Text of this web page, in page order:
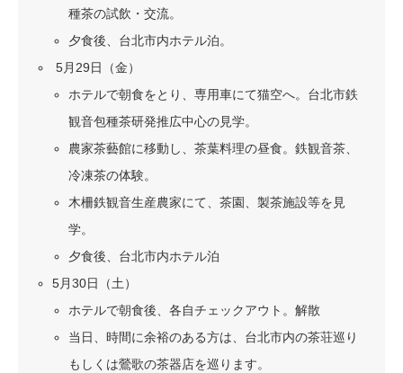
種茶の試飲・交流。
夕食後、台北市内ホテル泊。
5月29日（金）
ホテルで朝食をとり、専用車にて猫空へ。台北市鉄
観音包種茶研発推広中心の見学。
農家茶藝館に移動し、茶葉料理の昼食。鉄観音茶、
冷凍茶の体験。
木柵鉄観音生産農家にて、茶園、製茶施設等を見
学。
夕食後、台北市内ホテル泊
5月30日（土）
ホテルで朝食後、各自チェックアウト。解散
当日、時間に余裕のある方は、台北市内の茶荘巡り
もしくは鶯歌の茶器店を巡ります。